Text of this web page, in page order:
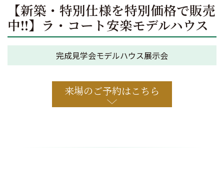
【新築・特別仕様を特別価格で販売
中!!】ラ・コート安楽モデルハウス
完成見学会モデルハウス展示会
来場のご予約はこちら